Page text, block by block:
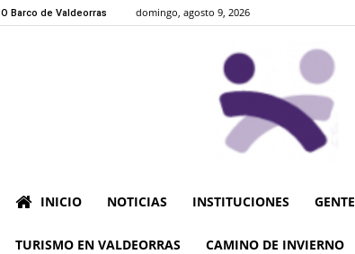
O Barco de Valdeorras domingo, agosto 9, 2026
INICIO NOTICIAS INSTITUCIONES GENTE
TURISMO EN VALDEORRAS CAMINO DE INVIERNO